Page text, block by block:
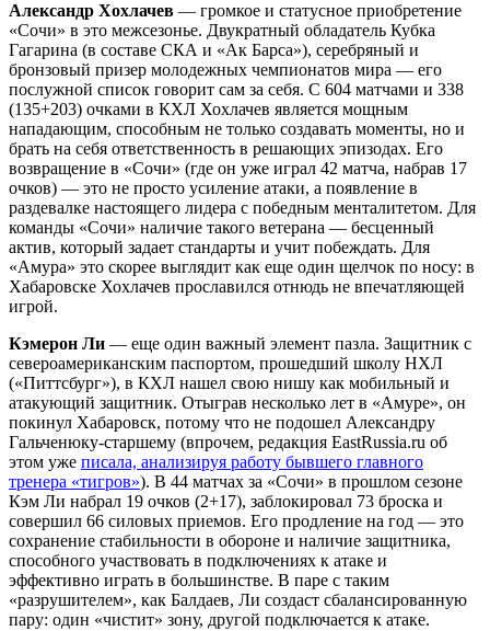
Александр Хохлачев — громкое и статусное приобретение
«Сочи» в это межсезонье. Двукратный обладатель Кубка
Гагарина (в составе СКА и «Ак Барса»), серебряный и
бронзовый призер молодежных чемпионатов мира — его
послужной список говорит сам за себя. С 604 матчами и 338
(135+203) очками в КХЛ Хохлачев является мощным
нападающим, способным не только создавать моменты, но и
брать на себя ответственность в решающих эпизодах. Его
возвращение в «Сочи» (где он уже играл 42 матча, набрав 17
очков) — это не просто усиление атаки, а появление в
раздевалке настоящего лидера с победным менталитетом. Для
команды «Сочи» наличие такого ветерана — бесценный
актив, который задает стандарты и учит побеждать. Для
«Амура» это скорее выглядит как еще один щелчок по носу: в
Хабаровске Хохлачев прославился отнюдь не впечатляющей
игрой.
Кэмерон Ли — еще один важный элемент пазла. Защитник с
североамериканским паспортом, прошедший школу НХЛ
(«Питтсбург»), в КХЛ нашел свою нишу как мобильный и
атакующий защитник. Отыграв несколько лет в «Амуре», он
покинул Хабаровск, потому что не подошел Александру
Гальченюку-старшему (впрочем, редакция EastRussia.ru об
этом уже писала, анализируя работу бывшего главного
тренера «тигров»). В 44 матчах за «Сочи» в прошлом сезоне
Кэм Ли набрал 19 очков (2+17), заблокировал 73 броска и
совершил 66 силовых приемов. Его продление на год — это
сохранение стабильности в обороне и наличие защитника,
способного участвовать в подключениях к атаке и
эффективно играть в большинстве. В паре с таким
«разрушителем», как Балдаев, Ли создаст сбалансированную
пару: один «чистит» зону, другой подключается к атаке.